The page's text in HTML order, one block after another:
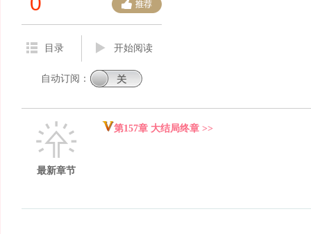
目录 开始阅读
自动订阅：
最新章节
第157章 大结局终章 >>